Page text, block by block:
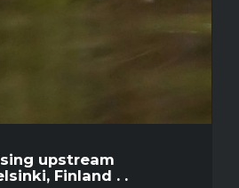
upstream
Finland . .